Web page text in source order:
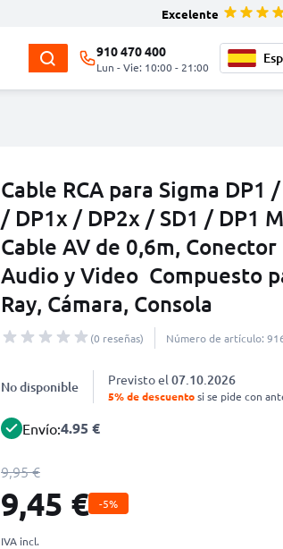
Excelente
910 470 400
Lun - Vie: 10:00 - 21:00
Cable RCA para Sigma DP1
/ DP1x / DP2x / SD1 / DP1
Cable AV de 0,6m, Conector
Audio y Video Compuesto
Ray, Cámara, Consola
(0 reseñas) Número de artículo:
No disponible Previsto el 07.10.2026
5% de descuentosi se pide con
Envío:4.95 €
9,95 €
9,45 € -5%
IVA incl.